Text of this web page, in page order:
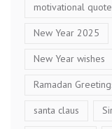
motivational
New Year 2025
New Year wishes
Ramadan
santa claus